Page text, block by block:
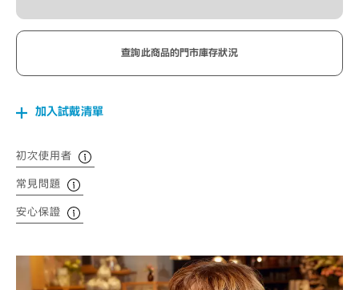
查詢此商品的門市庫存狀況
加入試戴清單
初次使用者
常見問題
安心保證